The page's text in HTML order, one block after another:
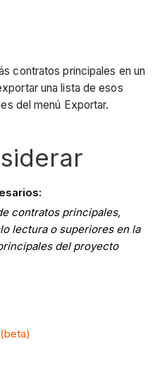
contratos principales en un
una lista de esos
del menú Exportar.
contratos principales,
lectura o superiores en la
del proyecto